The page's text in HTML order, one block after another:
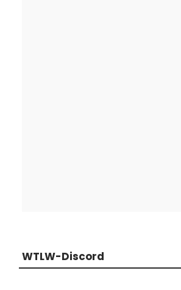
WTLW-Discord